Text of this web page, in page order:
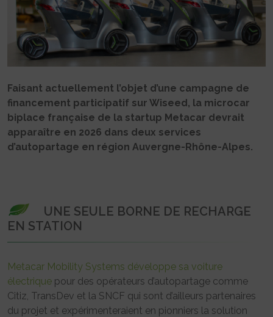
Faisant actuellement l’objet d’une campagne de
financement participatif sur Wiseed, la microcar
biplace française de la startup Metacar devrait
apparaître en 2026 dans deux services
d’autopartage en région Auvergne-Rhône-Alpes.
UNE SEULE BORNE DE RECHARGE
EN STATION
Metacar Mobility Systems développe sa voiture
électrique pour des opérateurs d’autopartage comme
Citiz, TransDev et la SNCF qui sont d’ailleurs partenaires
du projet et expérimenteraient en pionniers la solution